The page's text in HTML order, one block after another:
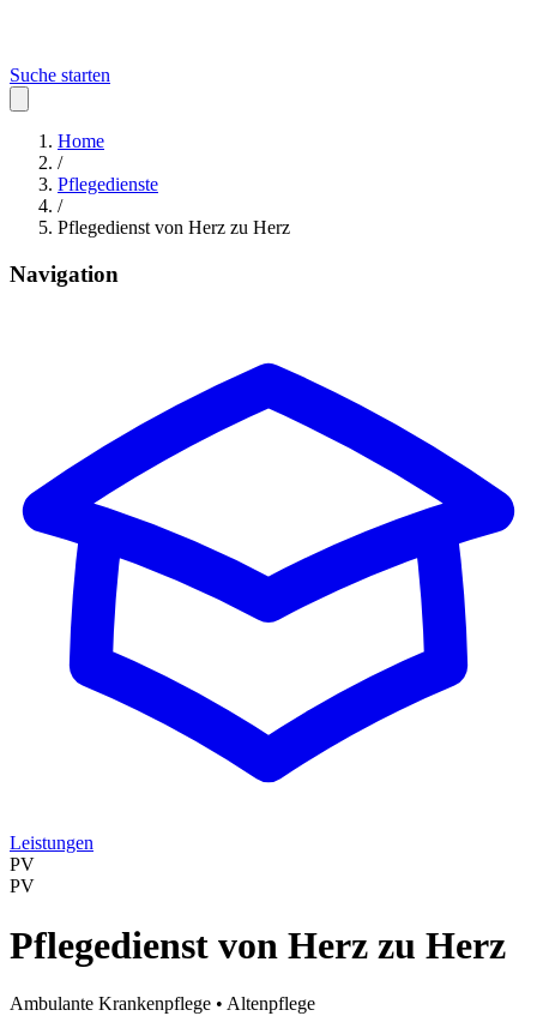
Suche starten
Home
/
Pflegedienste
/
Pflegedienst von Herz zu Herz
Navigation
Leistungen
PV
PV
Pflegedienst von Herz zu Herz
Ambulante Krankenpflege • Altenpflege